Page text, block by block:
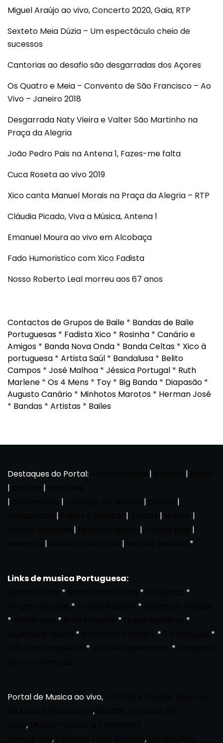
Miguel Araújo ao vivo, Concerto 2020, Gaia, RTP
Sexteto Meia Dúzia – Um espectáculo cheio de
sucessos
Cantorias ao desafio são desgarradas dos Açores
Os Quatro e Meia – Convento de São Francisco – Ao
Vivo – Janeiro 2018
Desgarrada Naty Vieira e Valter São Martinho na
Praça da Alegria
João Pedro Pais na Antena 1, Fazes-me falta
Cuca Roseta ao vivo 2019
Xico canta Manuel Morais na Praça da Alegria – RTP
Cláudia Picado, Viva a Música, Antena 1
Emanuel Moura ao vivo em Alcobaça
Fado Humoristico com Xico Fadista
Nosso Roberto Leal morreu aos 67 anos
Contactos de Grupos de Baile * Bandas de Baile
Portuguesas * Fadista Xico * Rosinha * Canário e
Amigos * Banda Nova Onda * Banda Celtas * Xico à
portuguesa * Artista Saúl * Bandalusa * Belito
Campos * José Malhoa * Jéssica Portugal * Ruth
Marlene * Os 4 Mens * Toy * Big Banda * Diapasão *
Augusto Canário * Minhotos Marotos * Herman José
* Bandas * Artistas * Bailes
Destaques do Portal: | |
|
|
|
| |
|
| | |
|
| |
|
| | *
Links de musica Portuguesa:
* *
*
* *
*
* *
*
* *
*
* *
Portal de Musica ao vivo,
,
,
, ,